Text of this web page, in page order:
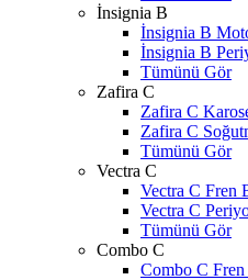
İnsignia B
İnsignia B
İnsignia B
Tümünü Gör
Zafira C
Zafira C
Zafira C
Tümünü Gör
Vectra C
Vectra C Fren
Vectra C
Tümünü Gör
Combo C
Combo C Fren